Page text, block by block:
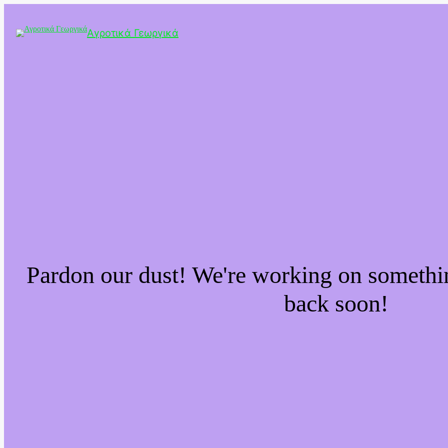
Αγροτικά Γεωργικά
Pardon our dust! We're working on
back soon!